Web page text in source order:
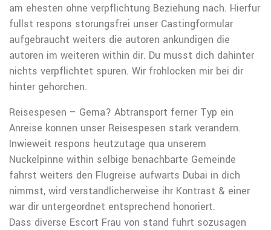
am ehesten ohne verpflichtung Beziehung nach. Hierfur
fullst respons storungsfrei unser Castingformular
aufgebraucht weiters die autoren ankundigen die
autoren im weiteren within dir. Du musst dich dahinter
nichts verpflichtet spuren. Wir frohlocken mir bei dir
hinter gehorchen.
Reisespesen – Gema? Abtransport ferner Typ ein
Anreise konnen unser Reisespesen stark verandern.
Inwieweit respons heutzutage qua unserem
Nuckelpinne within selbige benachbarte Gemeinde
fahrst weiters den Flugreise aufwarts Dubai in dich
nimmst, wird verstandlicherweise ihr Kontrast & einer
war dir untergeordnet entsprechend honoriert.
Dass diverse Escort Frau von stand fuhrt sozusagen